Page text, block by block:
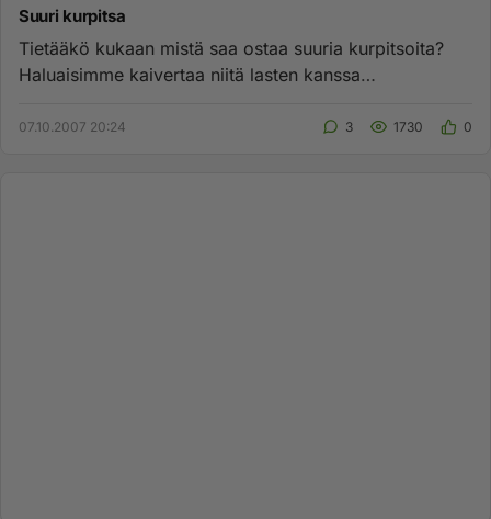
Suuri kurpitsa
Tietääkö kukaan mistä saa ostaa suuria kurpitsoita?
Haluaisimme kaivertaa niitä lasten kanssa
07.10.2007 20:24 3 1730 0